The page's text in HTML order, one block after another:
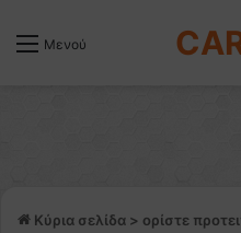
Μενού
Κύρια σελίδα > ορίστε